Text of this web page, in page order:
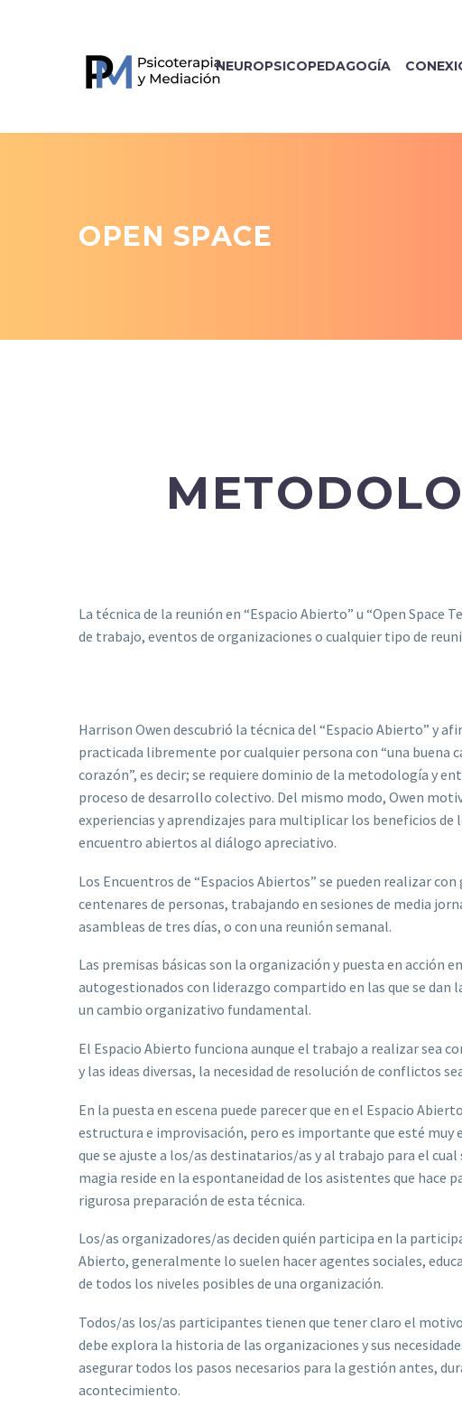
NEUROPSICOPEDAGOGÍA
OPEN SPACE
La técnica de la reunión en “Espacio Abierto” u “Open
de trabajo, eventos de organizaciones o cualquier tipo de
Harrison Owen descubrió la técnica del “Espacio Abierto” y
practicada libremente por cualquier persona con “una buena
corazón”, es decir; se requiere dominio de la metodología y
proceso de desarrollo colectivo. Del mismo modo, Owen
experiencias y aprendizajes para multiplicar los beneficios de
encuentro abiertos al diálogo apreciativo.
Los Encuentros de “Espacios Abiertos” se pueden realizar con
centenares de personas, trabajando en sesiones de media
asambleas de tres días, o con una reunión semanal.
Las premisas básicas son la organización y puesta en acción
autogestionados con liderazgo compartido en las que se dan
un cambio organizativo fundamental.
El Espacio Abierto funciona aunque el trabajo a realizar sea
y las ideas diversas, la necesidad de resolución de conflictos
En la puesta en escena puede parecer que en el Espacio
estructura e improvisación, pero es importante que esté muy
que se ajuste a los/as destinatarios/as y al trabajo para el cual
magia reside en la espontaneidad de los asistentes que hace
rigurosa preparación de esta técnica.
Los/as organizadores/as deciden quién participa en la
Abierto, generalmente lo suelen hacer agentes sociales,
de todos los niveles posibles de una organización.
Todos/as los/as participantes tienen que tener claro el
debe explora la historia de las organizaciones y sus
asegurar todos los pasos necesarios para la gestión antes,
acontecimiento.